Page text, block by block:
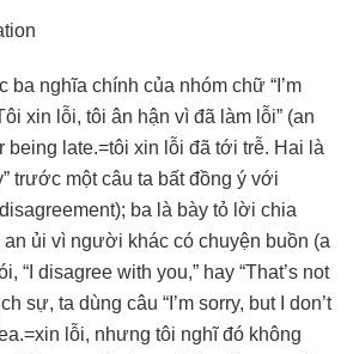
ba nghĩa chính của nhóm chữ “I’m
xin lỗi, tôi ân hận vì đã làm lỗi” (an
being late.=tôi xin lỗi đã tới trễ. Hai là
trước một câu ta bất đồng ý với
ba là bày tỏ lời chia
an ủi vì người khác có chuyện buồn (a
“I disagree with you,” hay “That’s not
sự, ta dùng câu “I’m sorry, but I don’t
lỗi, nhưng tôi nghĩ đó không